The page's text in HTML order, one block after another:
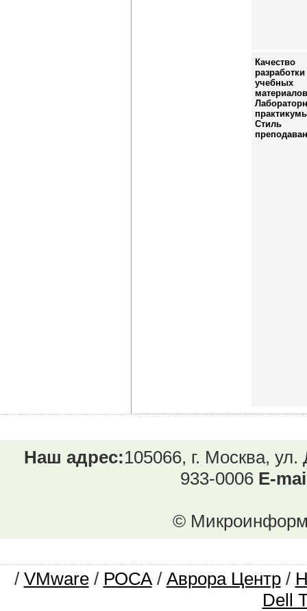
Качество
разработки
учебных
Стиль
Наш адрес:105066, г. Москва,
933-0006 E-
©
/ VMware/ РОСА/ Аврора Центр/
Dell